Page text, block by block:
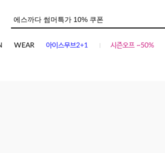
WEAR 아이스무브2+1 시즌오프 ~50%